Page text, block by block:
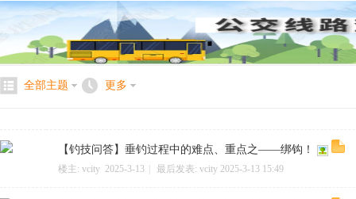
› ›
全部主题 更多
【钓技问答】垂钓过程中的难点、重点之——绑钩！
楼主: vcity 2025-3-13 最后发表: vcity 2025-3-13 15:49